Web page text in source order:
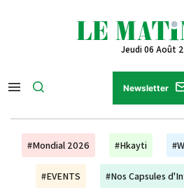
Jeudi 06 Août
Newsletter
#Mondial 2026 #Hkayti
#EVENTS #Nos Capsules